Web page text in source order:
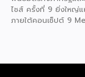
ไชส์ ครั้งที่ 9 ยิ่งใหญ่แ
ภายใต้คอนเซ็ปต์ 9
Health & Wellness